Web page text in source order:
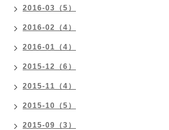
2016-03（5）
2016-02（4）
2016-01（4）
2015-12（6）
2015-11（4）
2015-10（5）
2015-09（3）